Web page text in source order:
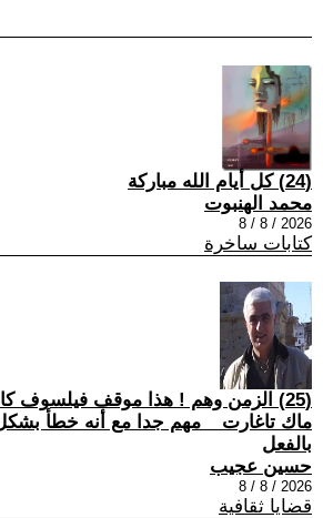
(24) كل أيام الله مباركة
محمد الهنبوت
2026 / 8 / 8
كتابات ساخرة
(25) الزمن وهم ! هذا موقف فيلسوف
ماك تاغارت _ مهم جدا مع أنه خطأ
بالفعل
حسين عجيب
2026 / 8 / 8
قضايا ثقافية